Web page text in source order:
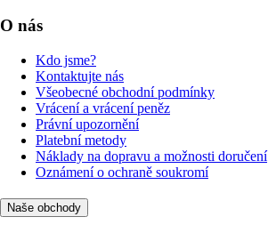
O nás
Kdo jsme?
Kontaktujte nás
Všeobecné obchodní podmínky
Vrácení a vrácení peněz
Právní upozornění
Platební metody
Náklady na dopravu a možnosti doručení
Oznámení o ochraně soukromí
Naše obchody